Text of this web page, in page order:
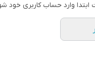
ابتدا وارد حساب کاربری خود